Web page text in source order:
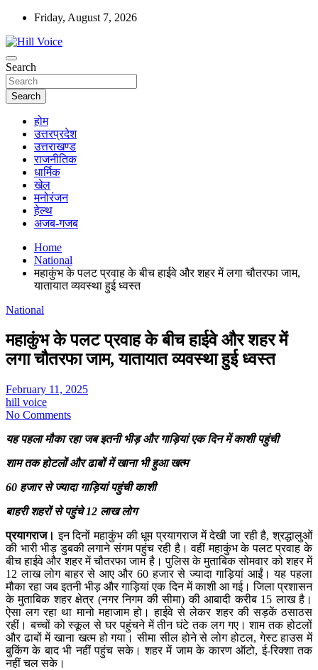
Skip
content
Friday, August 7, 2026
Hill Voice
न्यूज़ पोर्टल
Search
Search
होम
उत्तरप्रदेश
उत्तराखण्ड
राजनीतिक
धार्मिक
खेल
मनोरंजन
हेल्थ
अजब-गजब
Home
National
महाकुंभ के पलट प्रवाह के बीच हाईवे और शहर में लगा चौतरफा जाम,
यातायात व्यवस्था हुई ध्वस्त
National
महाकुंभ के पलट प्रवाह के बीच हाईवे और शहर में
लगा चौतरफा जाम, यातायात व्यवस्था हुई ध्वस्त
February 11, 2025
hill voice
No Comments
यह पहला मौका रहा जब इतनी भीड़ और गाड़ियां एक दिन में काशी पहुंची
शाम तक होटलों और ढाबों में खाना भी हुआ खत्म
60 हजार से ज्यादा गाड़ियां पहुंची काशी
बाहरी शहरों से पहुंचे 12 लाख लोग
प्रयागराज।इन दिनों महाकुंभ की धूम प्रयागराज में देखी जा रही है, श्रद्धालुओं
की भारी भीड़ डुबकी लगाने संगम पहुंच रही है। वहीं महाकुंभ के पलट प्रवाह के
बीच हाईवे और शहर में चौतरफा जाम है। पुलिस के मुताबिक सोमवार को शहर में
12 लाख लोग बाहर से आए और 60 हजार से ज्यादा गाड़ियां आईं। यह पहला
मौका रहा जब इतनी भीड़ और गाड़ियां एक दिन में काशी आ गई। जिला प्रशासन
के मुताबिक शहर क्षेत्र (नगर निगम की सीमा) की आबादी करीब 15 लाख है।
ऐसा लग रहा था मानो महाजाम हो। हाईवे से लेकर शहर की सड़कें ठसाठस
रहीं। बच्चों को स्कूल से घर पहुंचने में तीन घंटे तक लग गए। शाम तक होटलों
और ढाबों में खाना खत्म हो गया। सीमा सील होने से लोग होटल, गेस्ट हाउस में
बुकिंग के बाद भी नहीं पहुंच सके। शहर में जाम के कारण ऑटो, ई-रिक्शा तक
नहीं चल सके।